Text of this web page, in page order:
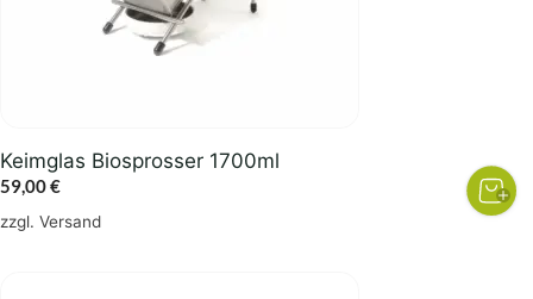
Keimglas Biosprosser 1700ml
59,00€
zzgl. Versand